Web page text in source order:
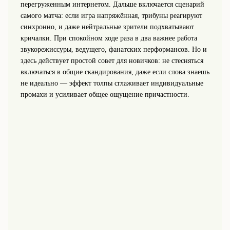
перегруженным интернетом. Дальше включается сценарий
самого матча: если игра напряжённая, трибуны реагируют
синхронно, и даже нейтральные зрители подхватывают
кричалки. При спокойном ходе раза в два важнее работа
звукорежиссуры, ведущего, фанатских перформансов. Но и
здесь действует простой совет для новичков: не стесняться
включаться в общие скандирования, даже если слова знаешь
не идеально — эффект толпы сглаживает индивидуальные
промахи и усиливает общее ощущение причастности.